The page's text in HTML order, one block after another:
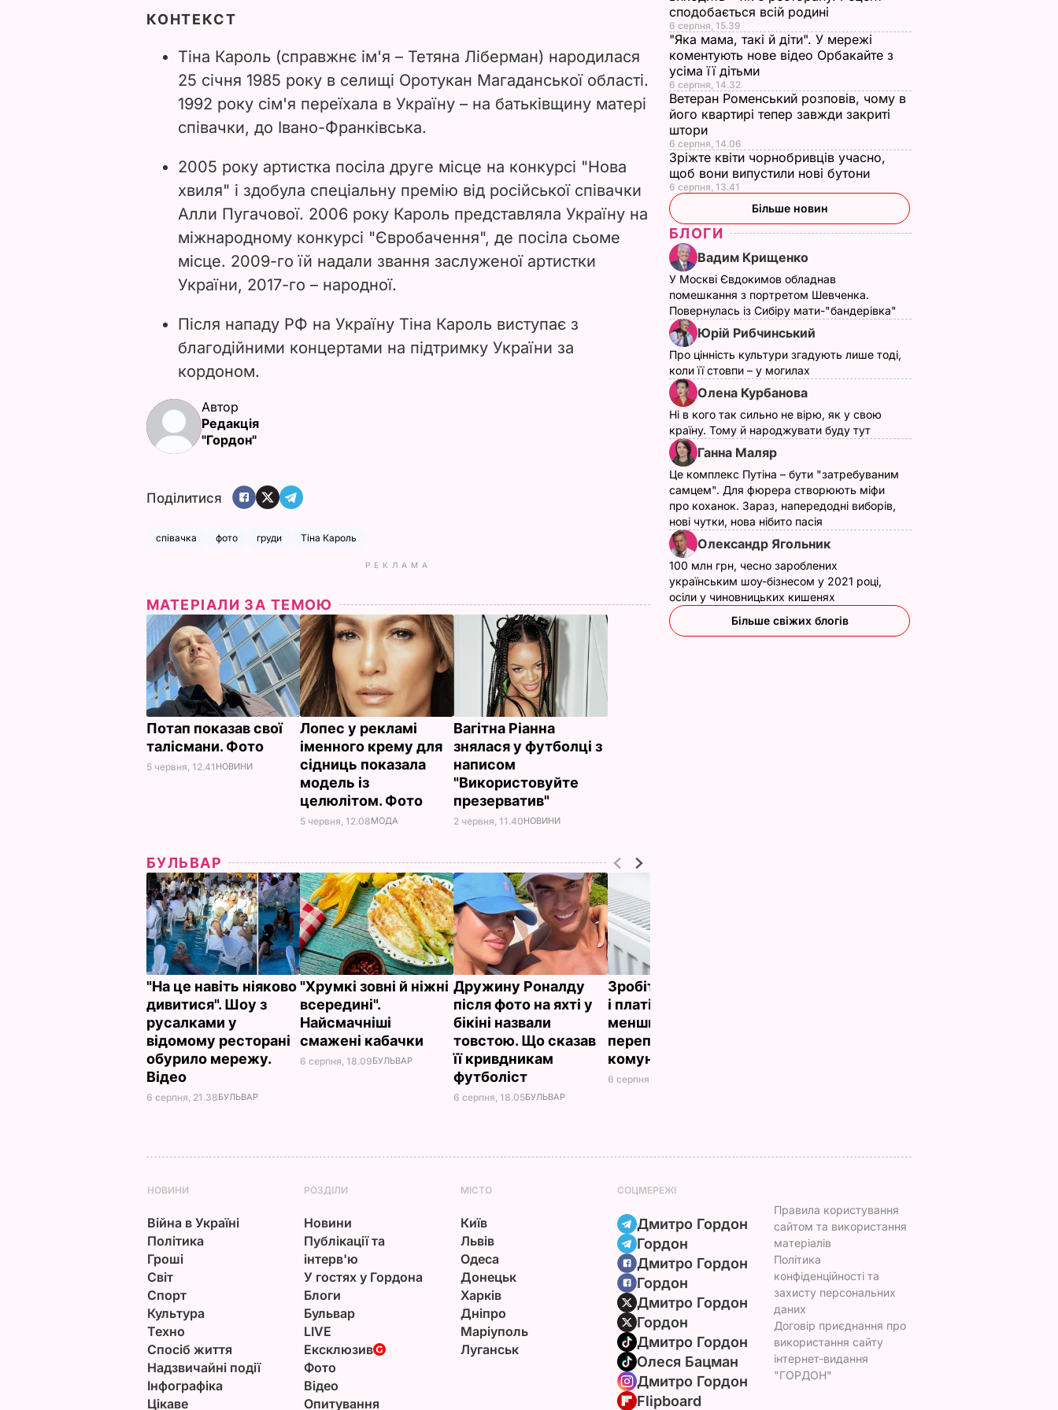
КОНТЕКСТ
Тіна Кароль (справжнє ім'я – Тетяна Ліберман) народилася
25 січня 1985 року в селищі Оротукан Магаданської області.
1992 року сім'я переїхала в Україну – на батьківщину матері
співачки, до Івано-Франківська.
2005 року артистка посіла друге місце на конкурсі "Нова
хвиля" і здобула спеціальну премію від російської співачки
Алли Пугачової. 2006 року Кароль представляла Україну на
міжнародному конкурсі "Євробачення", де посіла сьоме
місце. 2009-го їй надали звання заслуженої артистки
України, 2017-го – народної.
Після нападу РФ на Україну Тіна Кароль виступає з
благодійними концертами на підтримку України за
кордоном.
Автор
Редакція
"Гордон"
Поділитися
співачка фото груди Тіна Кароль
РЕКЛАМА
МАТЕРІАЛИ ЗА ТЕМОЮ
Потап показав свої
талісмани. Фото
5 червня, 12.41 НОВИНИ
Лопес у рекламі
іменного крему для
сідниць показала
модель із
целюлітом. Фото
5 червня, 12.08МОДА
Вагітна Ріанна
знялася у футболці з
написом
"Використовуйте
презерватив"
2 червня, 11.40НОВИНИ
БУЛЬВАР
"На це навіть ніяково
дивитися". Шоу з
русалками у
відомому ресторані
обурило мережу.
Відео
6 серпня, 21.38БУЛЬВАР
"Хрумкі зовні й ніжні
всередині".
Найсмачніші
смажені кабачки
6 серпня, 18.09БУЛЬВАР
Дружину Роналду
після фото на яхті у
бікіні назвали
товстою. Що сказав
її кривдникам
футболіст
6 серпня, 18.05БУЛЬВАР
Зробіть це сьогодні –
і платіжки стануть
меншими. Як не
переплачувати за
комуналку
6 серпня, 17.13
сподобається всій родині
6 серпня, 15.39
"Яка мама, такі й діти". У мережі
коментують нове відео Орбакайте з
усіма її дітьми
6 серпня, 14.32
Ветеран Роменський розповів, чому в
його квартирі тепер завжди закриті
штори
6 серпня, 14.06
Зріжте квіти чорнобривців учасно,
щоб вони випустили нові бутони
6 серпня, 13.41
Більше новин
БЛОГИ
Вадим Крищенко
У Москві Євдокимов обладнав
помешкання з портретом Шевченка.
Повернулась із Сибіру мати-"бандерівка"
Юрій Рибчинський
Про цінність культури згадують лише тоді,
коли її стовпи – у могилах
Олена Курбанова
Ні в кого так сильно не вірю, як у свою
країну. Тому й народжувати буду тут
Ганна Маляр
Це комплекс Путіна – бути "затребуваним
самцем". Для фюрера створюють міфи
про коханок. Зараз, напередодні виборів,
нові чутки, нова нібито пасія
Олександр Ягольник
100 млн грн, чесно зароблених
українським шоу-бізнесом у 2021 році,
осіли у чиновницьких кишенях
Більше свіжих блогів
НОВИНИ
Війна в Україні
Політика
Гроші
Світ
Спорт
Культура
Техно
Спосіб життя
Надзвичайні події
Інфографіка
Цікаве
РОЗДІЛИ
Новини
Публікації та
інтерв'ю
У гостях у Гордона
Блоги
Бульвар
LIVE
Ексклюзив
Фото
Відео
Опитування
МІСТО
Київ
Львів
Одеса
Донецьк
Харків
Дніпро
Маріуполь
Луганськ
СОЦМЕРЕЖІ
Дмитро Гордон
Гордон
Дмитро Гордон
Гордон
Дмитро Гордон
Гордон
Дмитро Гордон
Олеся Бацман
Дмитро Гордон
Flipboard
Правила користування
сайтом та використання
матеріалів
Політика
конфіденційності та
захисту персональних
даних
Договір приєднання про
використання сайту
інтернет-видання
"ГОРДОН"